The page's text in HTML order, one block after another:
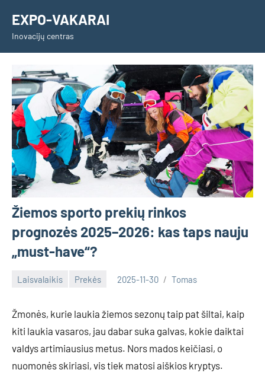
content
EXPO-VAKARAI
Inovacijų centras
Žiemos sporto prekių rinkos
prognozės 2025–2026: kas taps nauju
„must-have“?
Laisvalaikis Prekės 2025-11-30 Tomas
Žmonės, kurie laukia žiemos sezonų taip pat šiltai, kaip
kiti laukia vasaros, jau dabar suka galvas, kokie daiktai
valdys artimiausius metus. Nors mados keičiasi, o
nuomonės skiriasi, vis tiek matosi aiškios kryptys.